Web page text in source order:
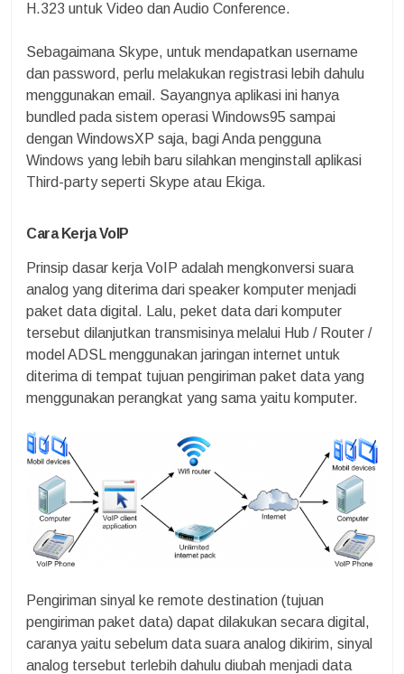
H.323 untuk Video dan Audio Conference.
Sebagaimana Skype, untuk mendapatkan username
dan password, perlu melakukan registrasi lebih dahulu
menggunakan email. Sayangnya aplikasi ini hanya
bundled pada sistem operasi Windows95 sampai
dengan WindowsXP saja, bagi Anda pengguna
Windows yang lebih baru silahkan menginstall aplikasi
Third-party seperti Skype atau Ekiga.
Cara Kerja VoIP
Prinsip dasar kerja VoIP adalah mengkonversi suara
analog yang diterima dari speaker komputer menjadi
paket data digital. Lalu, peket data dari komputer
tersebut dilanjutkan transmisinya melalui Hub / Router /
model ADSL menggunakan jaringan internet untuk
diterima di tempat tujuan pengiriman paket data yang
menggunakan perangkat yang sama yaitu komputer.
Pengiriman sinyal ke remote destination (tujuan
pengiriman paket data) dapat dilakukan secara digital,
caranya yaitu sebelum data suara analog dikirim, sinyal
analog tersebut terlebih dahulu diubah menjadi data